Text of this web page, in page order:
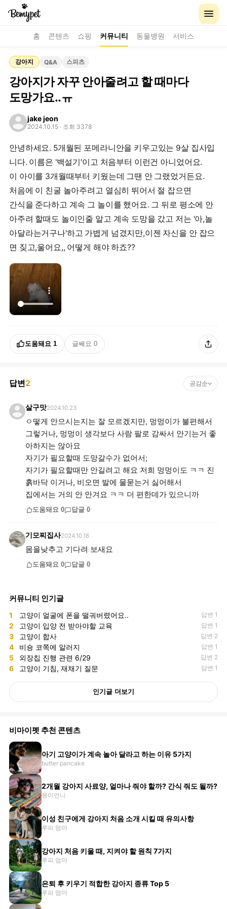
홈 콘텐츠 쇼핑 커뮤니티 동물병원 서비스
강아지 Q&A 스피츠
강아지가 자꾸 안아줄려고 할 때마다
도망가요..ㅠ
jake jeon
2024.10.15 · 조회 3378
안녕하세요. 5개월된 포메라니안을 키우고있는 9살 집사입
니다. 이름은 '백설기'이고 처음부터 이런건 아니었어요.
이 아이를 3개월때부터 키웠는데 그땐 안 그랬었거든요.
처음에 이 친굴 놀아주려고 열심히 뛰어서 절 잡으면
간식을 준다하고 계속 그 놀이를 했어요. 그 뒤로 평소에 안
아주려 할때도 놀이인줄 알고 계속 도망을 갔고 저는 '아,놀
아달라는거구나'하고 가볍게 넘겼지만,이젠 자신을 안 잡으
면 짖고,울어요,, 어떻게 해야 하죠??
도움돼요 1 글쎄요 0
답변2 공감순
살구맛2024.10.23
ㅇ떻게 안으시는지는 잘 모르겠지만, 멍멍이가 불편해서
그렇거나, 멍멍이 생각보다 사람 팔로 감싸서 안기는거 좋
아하지는 않아요
자기가 필요할때 도망갈수가 없어서;
자기가 필요할때만 안길려고 해요 저희 멍멍이도 ㅋㅋ 진
흙바닥 이거나, 비오면 발에 물묻는거 싫어해서
집에서는 거의 안 안겨요 ㅋㅋ 더 편한데가 있으니까
도움돼요 0 답글 0
기모찌집사2024.10.18
몸을낮추고 기다려 보새요
도움돼요 0 답글 0
커뮤니티 인기글
1 고양이 얼굴에 폰을 떨궈버렸어요.. 답변 1
2 고양이 입양 전 받아야할 교육 답변 1
3 고양이 합사 답변 2
4 비숑 코쪽에 알러지 답변 1
5 외장칩 진행 관련 6/29 답변 2
6 고양이 기침, 재채기 질문 답변 1
인기글 더보기
비마이펫 추천 콘텐츠
아기 고양이가 계속 놀아 달라고 하는 이유 5가지
butter pancake
2개월 강아지 사료양, 얼마나 줘야 할까? 간식 줘도 될까?
몽이언니
이성 친구에게 강아지 처음 소개 시킬 때 유의사항
루피 엄마
강아지 처음 키울 때, 지켜야 할 원칙 7가지
루피 엄마
은퇴 후 키우기 적합한 강아지 종류 Top 5
루피 엄마